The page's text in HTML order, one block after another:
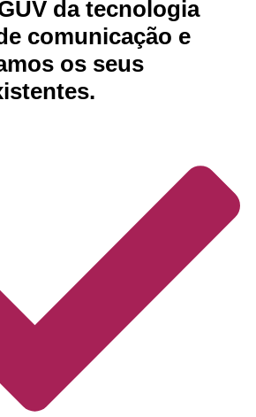
da tecnologia
comunicação e
os seus